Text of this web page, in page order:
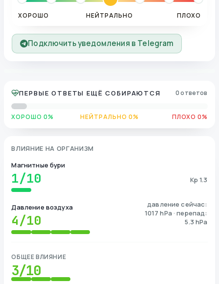
ХОРОШО НЕЙТРАЛЬНО ПЛОХО
Подключить уведомления в Telegram
ПЕРВЫЕ ОТВЕТЫ ЕЩЁ СОБИРАЮТСЯ 0 ответов
ХОРОШО 0% НЕЙТРАЛЬНО 0% ПЛОХО 0%
ВЛИЯНИЕ НА ОРГАНИЗМ
Магнитные бури
1/10 Kp 1.3
Давление воздуха
4/10
давление сейчас:
1017 hPa · перепад:
5.3 hPa
ОБЩЕЕ ВЛИЯНИЕ
3/10